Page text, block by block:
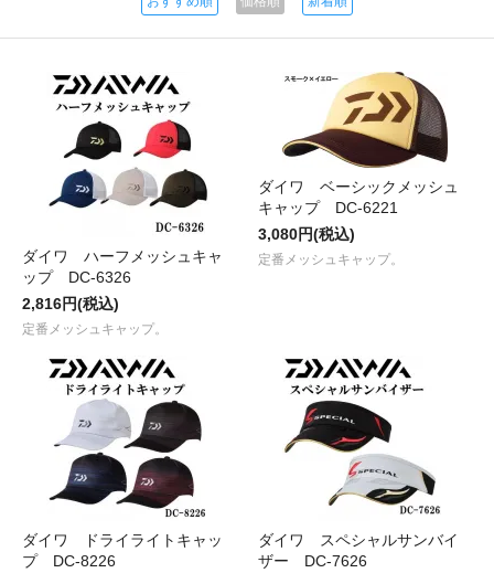
ダイワ ハーフメッシュキャ
ップ DC-6326
2,816円(税込)
定番メッシュキャップ。
ダイワ ベーシックメッシュ
キャップ DC-6221
3,080円(税込)
定番メッシュキャップ。
ダイワ ドライライトキャッ
プ DC-8226
ダイワ スペシャルサンバイ
ザー DC-7626